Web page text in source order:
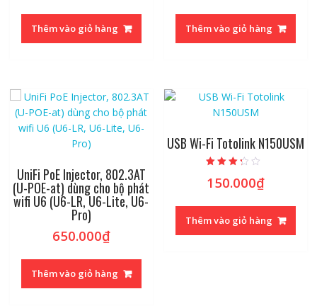
Thêm vào giỏ hàng Thêm vào giỏ hàng
UniFi PoE Injector, 802.3AT
(U-POE-at) dùng cho bộ phát
wifi U6 (U6-LR, U6-Lite, U6-
Pro)
650.000₫
Thêm vào giỏ hàng
USB Wi-Fi Totolink N150USM
hạng
3.00
150.000₫
Thêm vào giỏ hàng